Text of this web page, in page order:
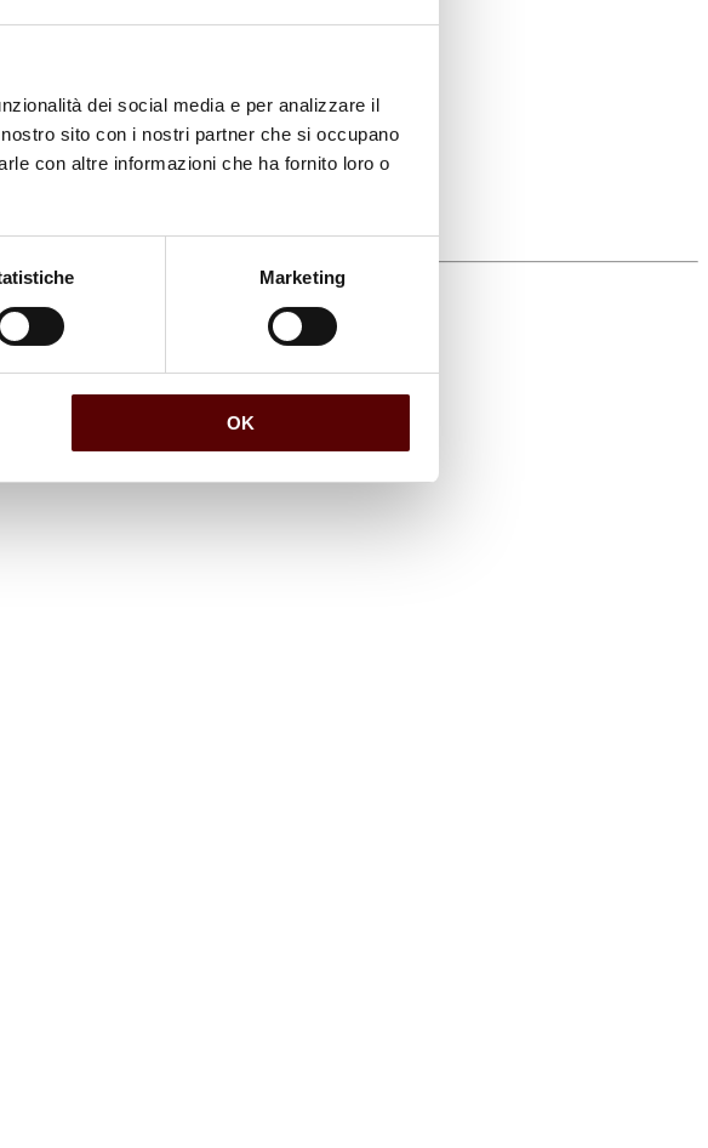
dei social media e per analizzare il
sito con i nostri partner che si occupano
con altre informazioni che ha fornito loro o
Marketing
OK